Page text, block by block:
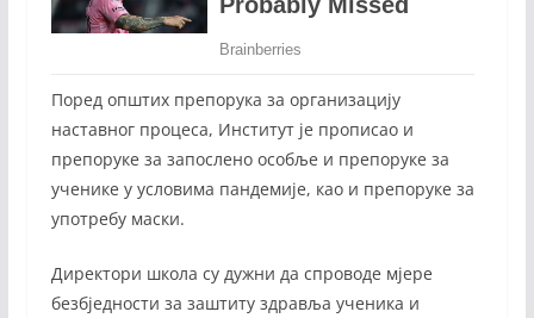
Поред општих препорука за организацију
наставног процеса, Институт је прописао и
препоруке за запослено особље и препоруке за
ученике у условима пандемије, као и препоруке за
употребу маски.
Директори школа су дужни да спроводе мјере
безбједности за заштиту здравља ученика и